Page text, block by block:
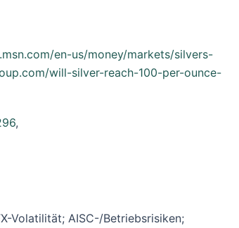
en-us/money/markets/silvers-
will-silver-reach-100-per-ounce-
,
Volatilität; AISC-/Betriebsrisiken;